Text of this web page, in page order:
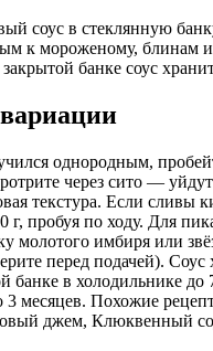
соус в стеклянную
к мороженому, блинам
банке соус
однородным,
через сито —
текстура. Если сливы
г, пробуя по ходу. Для
молотого имбиря или
перед подачей). Соус
банке в холодильнике до
3 месяцев. Похожие
джем, Клюквенный